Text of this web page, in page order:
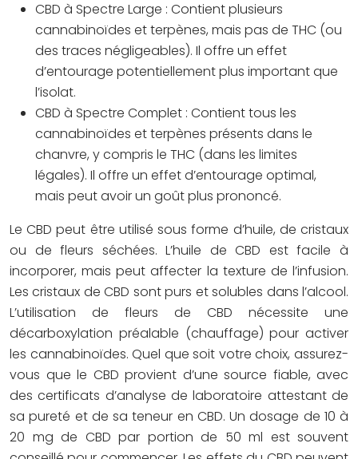
CBD à Spectre Large : Contient plusieurs
cannabinoïdes et terpènes, mais pas de THC (ou
des traces négligeables). Il offre un effet
d’entourage potentiellement plus important que
l’isolat.
CBD à Spectre Complet : Contient tous les
cannabinoïdes et terpènes présents dans le
chanvre, y compris le THC (dans les limites
légales). Il offre un effet d’entourage optimal,
mais peut avoir un goût plus prononcé.
Le CBD peut être utilisé sous forme d’huile, de cristaux
ou de fleurs séchées. L’huile de CBD est facile à
incorporer, mais peut affecter la texture de l’infusion.
Les cristaux de CBD sont purs et solubles dans l’alcool.
L’utilisation de fleurs de CBD nécessite une
décarboxylation préalable (chauffage) pour activer
les cannabinoïdes. Quel que soit votre choix, assurez-
vous que le CBD provient d’une source fiable, avec
des certificats d’analyse de laboratoire attestant de
sa pureté et de sa teneur en CBD. Un dosage de 10 à
20 mg de CBD par portion de 50 ml est souvent